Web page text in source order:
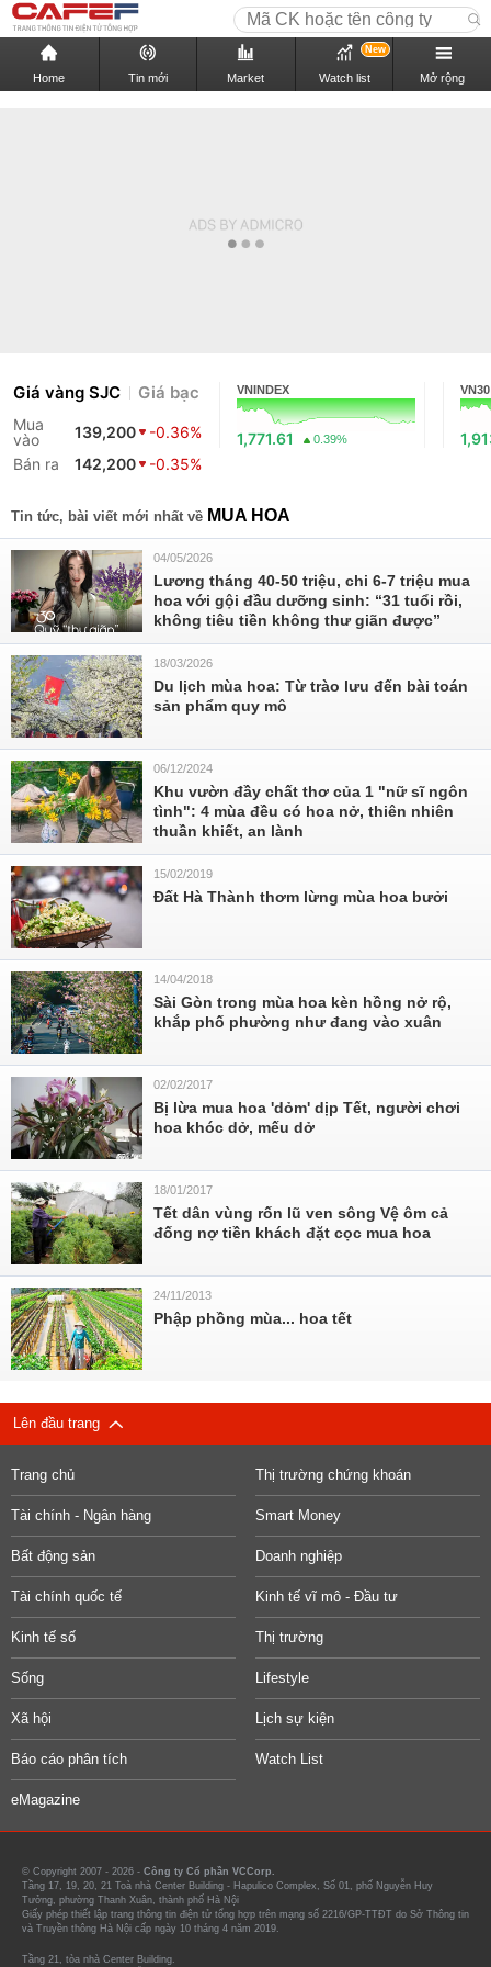
Home Tin mới Market Watch list
New
Mở rộng
Giá vàng SJC Giá bạc
Mua
vào
139,200
-0.36%
Bán ra
142,200 -0.35%
VNINDEX
1,771.61 0.39%
VN30
Tin tức, bài viết mới nhất về MUA HOA
04/05/2026
Lương tháng 40-50 triệu, chi 6-7 triệu mua
hoa với gội đầu dưỡng sinh: “31 tuổi rồi,
không tiêu tiền không thư giãn được”
18/03/2026
Du lịch mùa hoa: Từ trào lưu đến bài toán
sản phẩm quy mô
06/12/2024
Khu vườn đầy chất thơ của 1 "nữ sĩ ngôn
tình": 4 mùa đều có hoa nở, thiên nhiên
thuần khiết, an lành
15/02/2019
Đất Hà Thành thơm lừng mùa hoa bưởi
14/04/2018
Sài Gòn trong mùa hoa kèn hồng nở rộ,
khắp phố phường như đang vào xuân
02/02/2017
Bị lừa mua hoa 'dỏm' dịp Tết, người chơi
hoa khóc dở, mếu dở
18/01/2017
Tết dân vùng rốn lũ ven sông Vệ ôm cả
đống nợ tiền khách đặt cọc mua hoa
24/11/2013
Phập phồng mùa... hoa tết
Lên đầu trang
Trang chủ Thị trường chứng khoán
Tài chính - Ngân hàng Smart Money
Bất động sản Doanh nghiệp
Tài chính quốc tế Kinh tế vĩ mô - Đầu tư
Kinh tế số Thị trường
Sống Lifestyle
Xã hội Lịch sự kiện
Báo cáo phân tích Watch List
eMagazine
© Copyright 2007 - 2026 - Công ty Cổ phần VCCorp.
Tầng 17, 19, 20, 21 Toà nhà Center Building - Hapulico Complex, Số 01, phố Nguyễn Huy
Tưởng, phường Thanh Xuân, thành phố Hà Nội
Giấy phép thiết lập trang thông tin điện tử tổng hợp trên mạng số 2216/GP-TTĐT do Sở Thông tin
và Truyền thông Hà Nội cấp ngày 10 tháng 4 năm 2019.
Tầng 21, tòa nhà Center Building.